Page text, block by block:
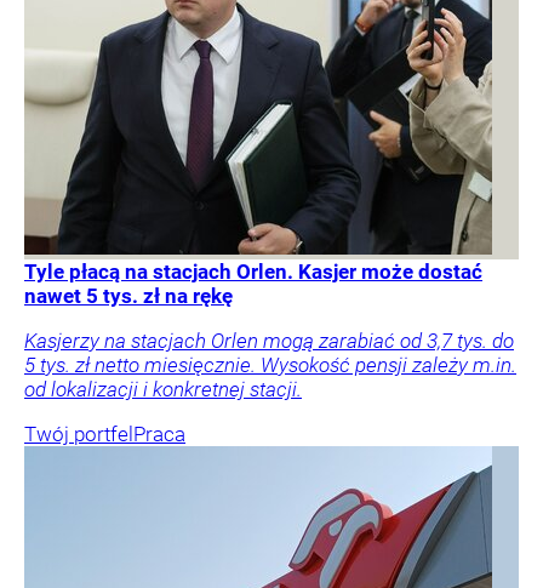
Tyle płacą na stacjach Orlen. Kasjer może dostać
nawet 5 tys. zł na rękę
Kasjerzy na stacjach Orlen mogą zarabiać od 3,7 tys. do
5 tys. zł netto miesięcznie. Wysokość pensji zależy m.in.
od lokalizacji i konkretnej stacji.
Twój portfel Praca